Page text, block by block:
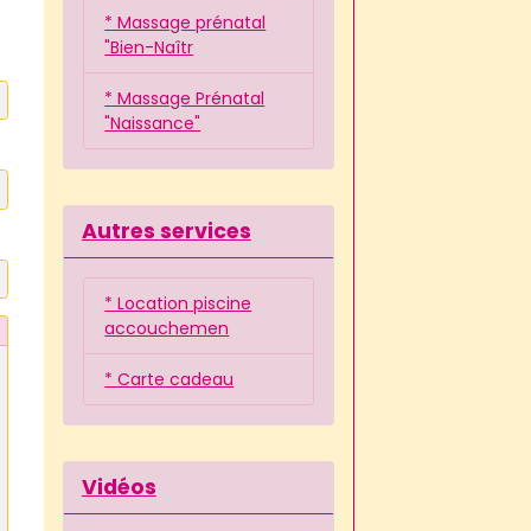
* Massage prénatal
"Bien-Naîtr
* Massage Prénatal
"Naissance"
Autres services
* Location piscine
accouchemen
* Carte cadeau
Vidéos